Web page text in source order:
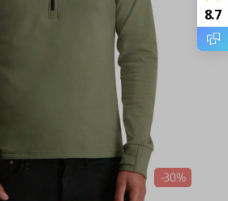
-30%
8.7